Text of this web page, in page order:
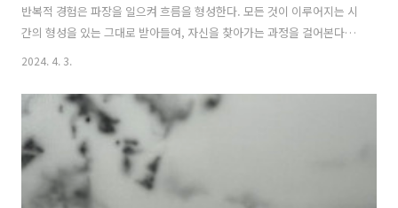
반복적 경험은 파장을 일으켜 흐름을 형성한다. 모든 것이 이루어지는 시
간의 형성을 있는 그대로 받아들여, 자신을 찾아가는 과정을 걸어본다. -
작가노트 중 2018년 작가는 첫 개인전을 개최하며 전시 카탈로그를 위와
흐름, 즉 작품이라는 결과를 형성하는데 이 과정 자체가 자신을 찾아가는
과정이라는 의미로 이해할 수 있다. 2018년 첫 개인전에서 작가는 속이
빈 짧은 철 육면체를 유닛으로 사용해 그것을 용접해 이어 붙인 작업을
선보였다. 작가가 표현한 대로 이 작은 철 조각은 일렁이는 형태로 더 큰
파장을 만들어나가는 것처럼 보인다. 작업 에 쓰인 철 유닛에는 ..
2024. 4. 3.